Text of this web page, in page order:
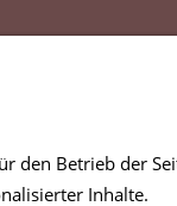
den Betrieb der
Inhalte.